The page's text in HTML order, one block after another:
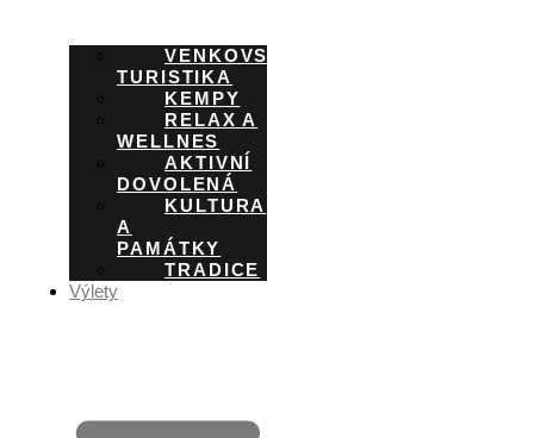
VENKOVSKÁ
TURISTIKA
KEMPY
RELAX A
WELLNES
AKTIVNÍ
DOVOLENÁ
KULTURA
A
PAMÁTKY
TRADICE
Výlety